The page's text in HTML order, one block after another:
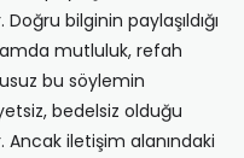
bilginin paylaşıldığı
mutluluk, refah
bu söylemin
bedelsiz olduğu
Ancak iletişim alanındaki